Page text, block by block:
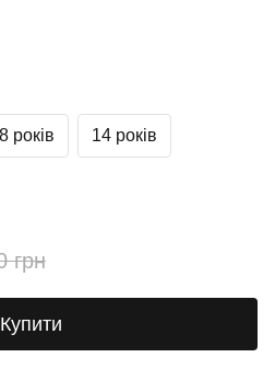
8 років 14 років
грн
Купити